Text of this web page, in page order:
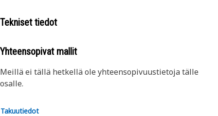
Tekniset tiedot
Yhteensopivat mallit
Meillä ei tällä hetkellä ole yhteensopivuustietoja tälle
osalle.
Takuutiedot